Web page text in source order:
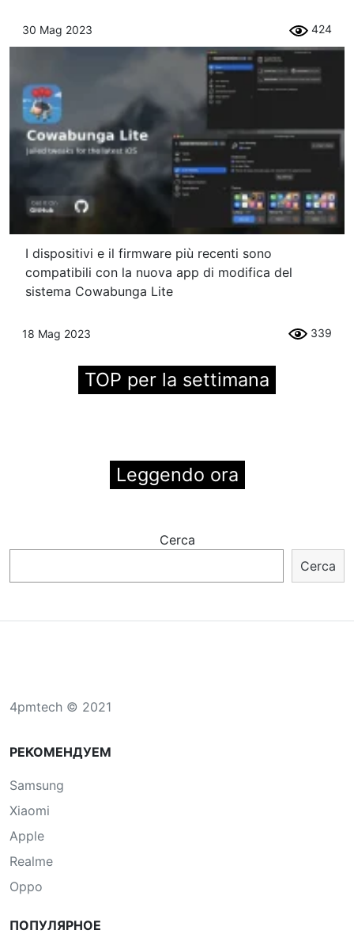
30 Mag 2023 424
I dispositivi e il firmware più recenti sono
compatibili con la nuova app di modifica del
sistema Cowabunga Lite
18 Mag 2023 339
TOP per la settimana
Leggendo ora
Cerca
Cerca
4pmtech © 2021
РЕКОМЕНДУЕМ
Samsung
Xiaomi
Apple
Realme
Oppo
ПОПУЛЯРНОЕ